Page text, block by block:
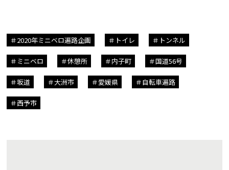
2020年ミニベロ遍路企画 トイレ トンネル
ミニベロ 休憩所 内子町 国道56号
坂道 大洲市 愛媛県 自転車遍路
西予市